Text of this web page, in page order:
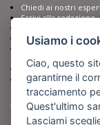
Chiedi ai nostri
Scrivi alla redazione
Sostieni Barinedita
Iscriviti al nostro
giornalismo
Compra i nostri libri
Entra in Barinedita
BARIREPORT s.a.s.,
Usiamo i
Ciao, questo
garantirne il
tracciamento
Quest'ultimo
Lasciami